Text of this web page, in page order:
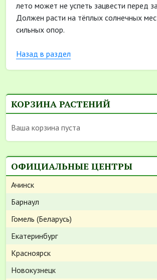
лето может не успеть зацвести перед
Должен расти на тёплых солнечных
сильных опор.
Назад в раздел
КОРЗИНА РАСТЕНИЙ
Ваша корзина пуста
ОФИЦИАЛЬНЫЕ ЦЕНТРЫ
Ачинск
Барнаул
Гомель (Беларусь)
Екатеринбург
Красноярск
Новокузнецк